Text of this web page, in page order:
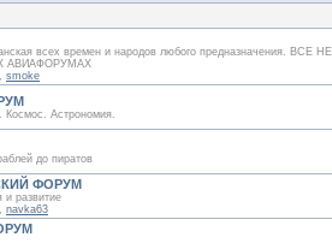
всех времен и народов любого предназначения. ВСЕ
АВИАФОРУМАХ
, smoke
Космос. Астрономия.
до пиратов
ФОРУМ
и развитие
, navka63